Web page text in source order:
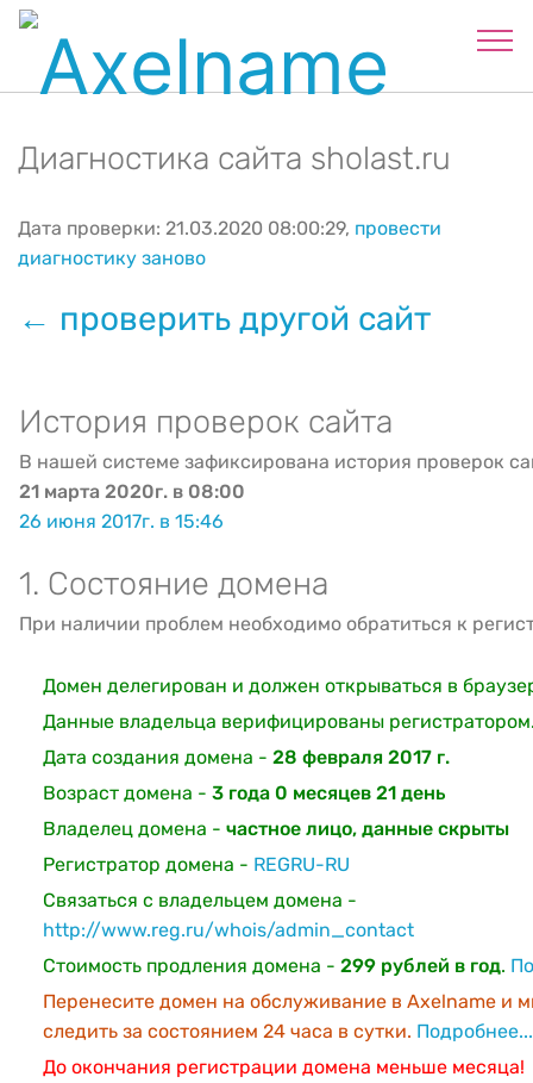
Диагностика сайта sholast.ru
Дата проверки: 21.03.2020 08:00:29, провести
диагностику заново
← проверить другой сайт
История проверок сайта
В нашей системе зафиксирована история проверок
21 марта 2020г. в 08:00
26 июня 2017г. в 15:46
1. Состояние домена
При наличии проблем необходимо обратиться к
Домен делегирован и должен открываться в
Данные владельца верифицированы
Дата создания домена - 28 февраля 2017 г.
Возраст домена - 3 года 0 месяцев 21 день
Владелец домена - частное лицо, данные скрыты
Регистратор домена - REGRU-RU
Связаться с владельцем домена -
http://www.reg.ru/whois/admin_contact
Стоимость продления домена - 299 рублей в год.
Перенесите домен на обслуживание в Axelname и
следить за состоянием 24 часа в сутки. Подробнее...
До окончания регистрации домена меньше месяца!